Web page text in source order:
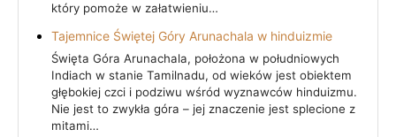
który pomoże w załatwieniu…
Tajemnice Świętej Góry Arunachala w hinduizmie
Święta Góra Arunachala, położona w południowych
Indiach w stanie Tamilnadu, od wieków jest obiektem
głębokiej czci i podziwu wśród wyznawców hinduizmu.
Nie jest to zwykła góra – jej znaczenie jest splecione z
mitami…